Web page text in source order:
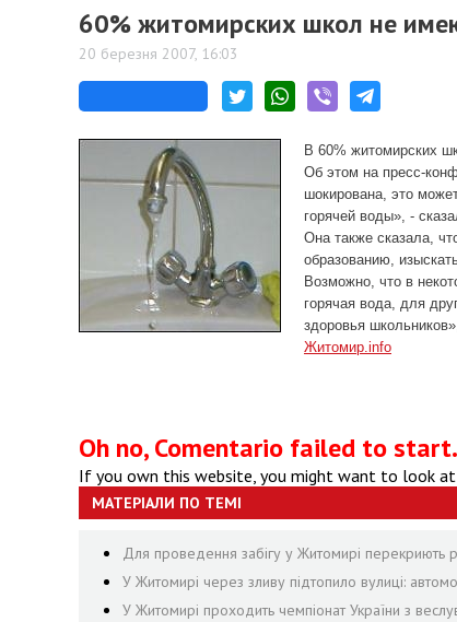
60% житомирских школ не
20 березня 2007, 16:03
В 60% житомирских
Об этом на пресс-
шокирована, это
горячей воды», -
Она также сказала,
образованию,
Возможно, что в
горячая вода, для
здоровья
Житомир.info
Oh no, Comentario failed to start.
If you own this website, you might want to look
МАТЕРІАЛИ ПО ТЕМІ
Для проведення забігу у Житомирі перекриють
У Житомирі через зливу підтопило вулиці:
У Житомирі проходить чемпіонат України з